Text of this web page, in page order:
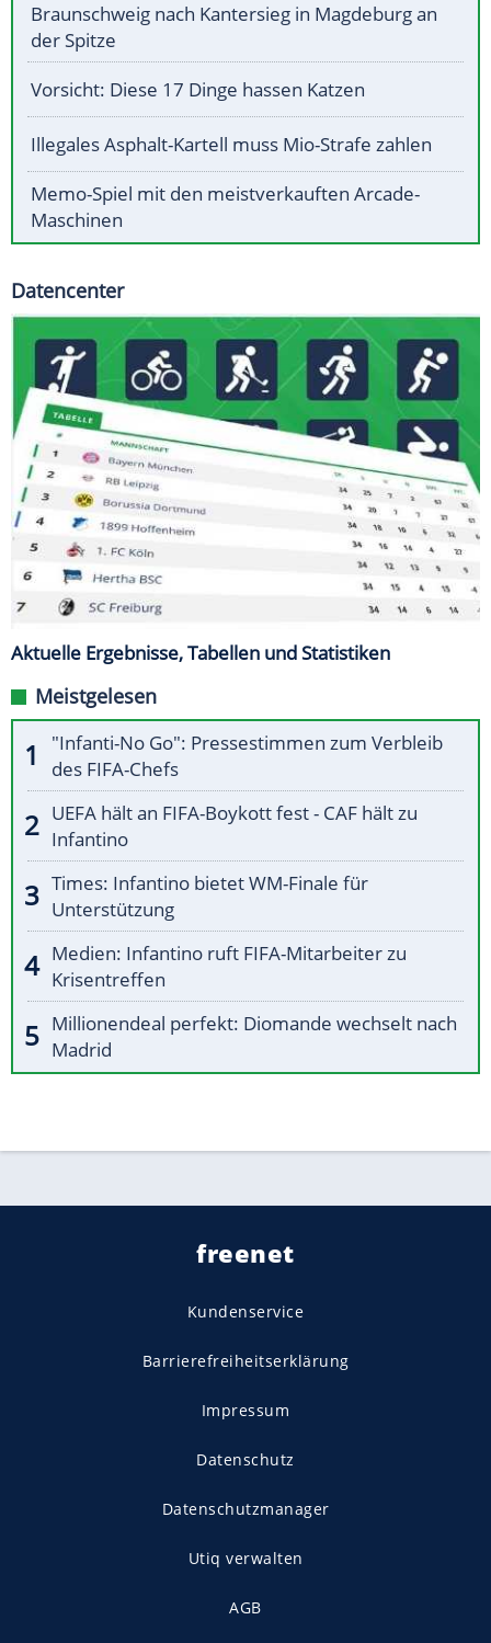
Braunschweig nach Kantersieg in Magdeburg an
der Spitze
Vorsicht: Diese 17 Dinge hassen Katzen
Illegales Asphalt-Kartell muss Mio-Strafe zahlen
Memo-Spiel mit den meistverkauften Arcade-
Maschinen
Datencenter
Aktuelle Ergebnisse, Tabellen und Statistiken
Meistgelesen
"Infanti-No Go": Pressestimmen zum Verbleib
des FIFA-Chefs
UEFA hält an FIFA-Boykott fest - CAF hält zu
Infantino
Times: Infantino bietet WM-Finale für
Unterstützung
Medien: Infantino ruft FIFA-Mitarbeiter zu
Krisentreffen
Millionendeal perfekt: Diomande wechselt nach
Madrid
freenet
Kundenservice
Barrierefreiheitserklärung
Impressum
Datenschutz
Datenschutzmanager
Utiq verwalten
AGB